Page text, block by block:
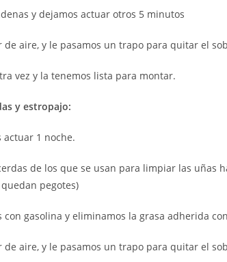
y dejamos actuar otros 5 minutos
de aire, y le pasamos un trapo para quitar el
vez y la tenemos lista para montar.
y estropajo:
actuar 1 noche.
de los que se usan para limpiar las uñas
pegotes)
con gasolina y eliminamos la grasa adherida
de aire, y le pasamos un trapo para quitar el